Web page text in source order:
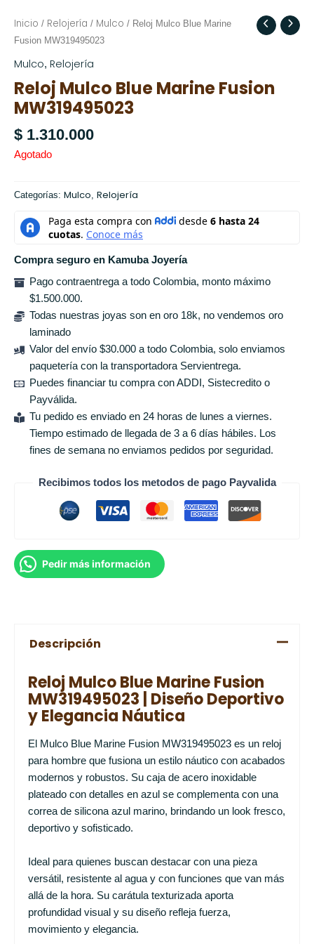
Inicio / Relojería / Mulco / Reloj Mulco Blue Marine
Fusion MW319495023
Mulco, Relojería
Reloj Mulco Blue Marine Fusion
MW319495023
$ 1.310.000
Agotado
Categorías: Mulco Relojería
Compra seguro en Kamuba Joyería
Pago contraentrega a todo Colombia, monto máximo
$1.500.000.
Todas nuestras joyas son en oro 18k, no vendemos oro
laminado
Valor del envío $30.000 a todo Colombia, solo enviamos
paquetería con la transportadora Servientrega.
Puedes financiar tu compra con ADDI, Sistecredito o
Payválida.
Tu pedido es enviado en 24 horas de lunes a viernes.
Tiempo estimado de llegada de 3 a 6 días hábiles. Los
fines de semana no enviamos pedidos por seguridad.
Recibimos todos los metodos de pago Payvalida
Pedir más información
Descripción
Reloj Mulco Blue Marine Fusion
MW319495023 | Diseño Deportivo
y Elegancia Náutica
El Mulco Blue Marine Fusion MW319495023 es un reloj
para hombre que fusiona un estilo náutico con acabados
modernos y robustos. Su caja de acero inoxidable
plateado con detalles en azul se complementa con una
correa de silicona azul marino, brindando un look fresco,
deportivo y sofisticado.
Ideal para quienes buscan destacar con una pieza
versátil, resistente al agua y con funciones que van más
allá de la hora. Su carátula texturizada aporta
profundidad visual y su diseño refleja fuerza,
movimiento y elegancia.